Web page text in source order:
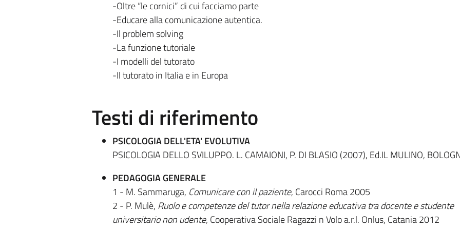
-Oltre “le cornici” di cui facciamo parte
-Educare alla comunicazione autentica.
-Il problem solving
-La funzione tutoriale
-I modelli del tutorato
-Il tutorato in Italia e in Europa
Testi di riferimento
PSICOLOGIA DELL'ETA' EVOLUTIVA
PSICOLOGIA DELLO SVILUPPO. L. CAMAIONI, P. DI BLASIO (2007), Ed.IL MULINO,
PEDAGOGIA GENERALE
1 - M. Sammaruga, Comunicare con il paziente, Carocci Roma 2005
2 - P. Mulè, Ruolo e competenze del tutor nella relazione educativa tra docente e studente
universitario non udente, Cooperativa Sociale Ragazzi n Volo a.r.l. Onlus, Catania 2012